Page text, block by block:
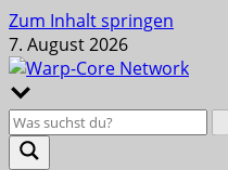
Zum Inhalt springen
7. August 2026